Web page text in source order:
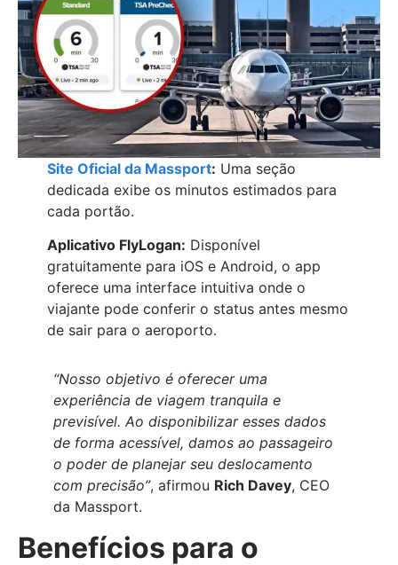
Site Oficial da Massport: Uma seção
dedicada exibe os minutos estimados para
cada portão.
Aplicativo FlyLogan: Disponível
gratuitamente para iOS e Android, o app
oferece uma interface intuitiva onde o
viajante pode conferir o status antes mesmo
de sair para o aeroporto.
“Nosso objetivo é oferecer uma
experiência de viagem tranquila e
previsível. Ao disponibilizar esses dados
de forma acessível, damos ao passageiro
o poder de planejar seu deslocamento
com precisão”, afirmou Rich Davey, CEO
da Massport.
Benefícios para o